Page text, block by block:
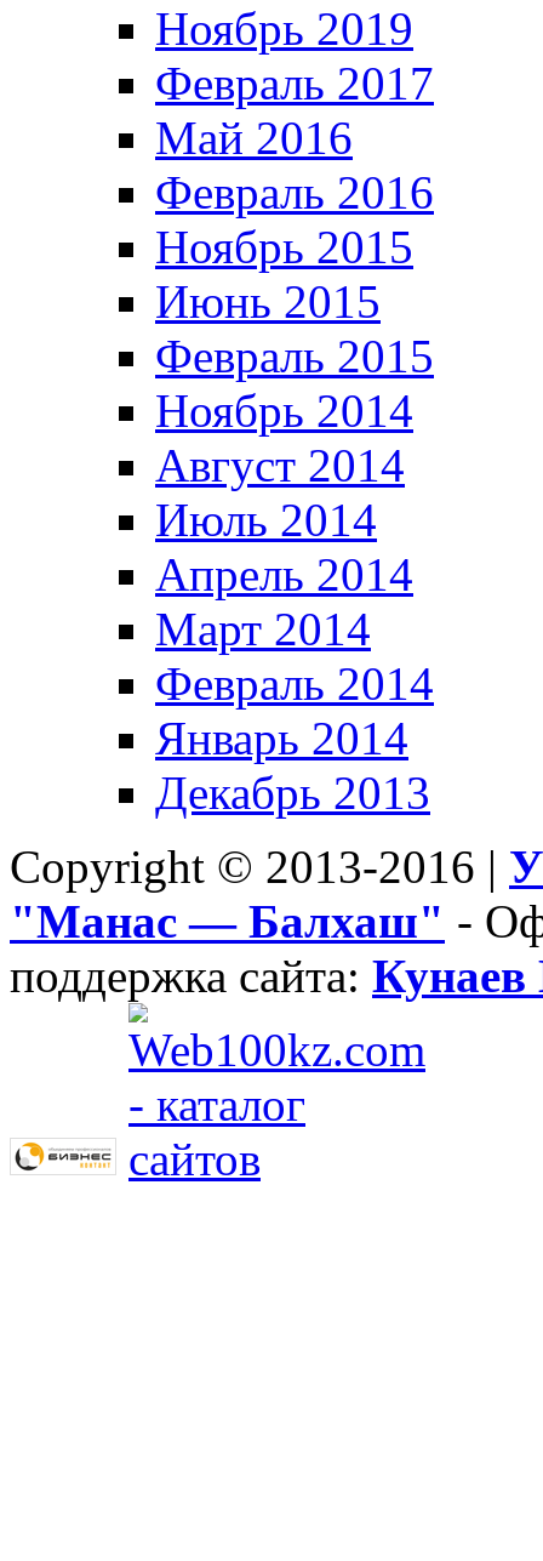
Ноябрь 2019
Февраль 2017
Май 2016
Февраль 2016
Ноябрь 2015
Июнь 2015
Февраль 2015
Ноябрь 2014
Август 2014
Июль 2014
Апрель 2014
Март 2014
Февраль 2014
Январь 2014
Декабрь 2013
Copyright © 2013-2016 |
"Манас — Балхаш" -
поддержка сайта: Кунаев